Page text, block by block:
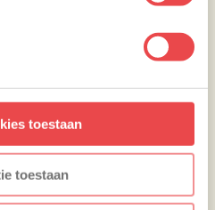
toestaan
toestaan